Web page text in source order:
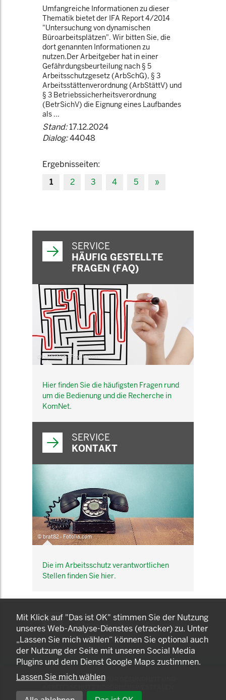
Umfangreiche Informationen zu dieser
Thematik bietet der IFA Report 4/2014
"Untersuchung von dynamischen
Büroarbeitsplätzen". Wir bitten Sie, die
dort genannten Informationen zu
nutzen.Der Arbeitgeber hat in einer
Gefährdungsbeurteilung nach § 5
Arbeitsschutzgesetz (ArbSchG), § 3
Arbeitsstättenverordnung (ArbStättV) und
§ 3 Betriebssicherheitsverordnung
(BetrSichV) die Eignung eines Laufbandes
als ...
Stand:17.12.2024
Dialog:44048
Ergebnisseiten:
1
2 3 4 5 »
SERVICE
HÄUFIG GESTELLTE
FRAGEN (FAQ)
© belekekin - Fotolia.com
Hier finden Sie die häufigsten Fragen rund
um die Bedienung und die Recherche in
KomNet.
SERVICE
KONTAKT
© brat82 - Fotolia.com
Die im Arbeitsschutz verantwortlichen
Stellen finden Sie hier.
KOMNET
GUT BERATEN. GESUND
ARBEITEN.
© 2025 LANDESAMT FÜR GESUNDHEIT UND
Mit Klick auf "Das ist OK" stimmen Sie der Nutzung
unseres Web-Analyse-Dienstes (etracker) zu. Unter
„Lassen Sie mich wählen“ können Sie optional auch
der Nutzung der Seite mit unseren Social Media
Plugins und dem Dienst Google Maps zustimmen.
Lassen Sie mich wählen